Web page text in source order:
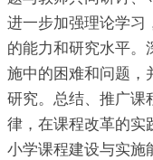
进一步加强理论学习
的能力和研究水平。
施中的困难和问题，
研究。总结、推广课
律，在课程改革的实
小学课程建设与实施